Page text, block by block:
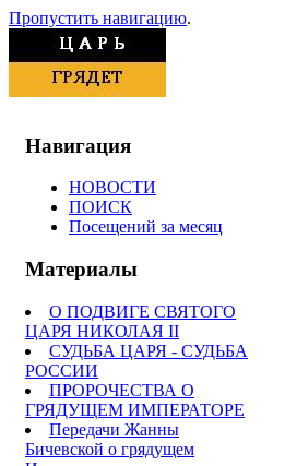
Пропустить навигацию.
Навигация
НОВОСТИ
ПОИСК
Посещений за месяц
Материалы
О ПОДВИГЕ СВЯТОГО
ЦАРЯ НИКОЛАЯ II
СУДЬБА ЦАРЯ - СУДЬБА
РОССИИ
ПРОРОЧЕСТВА О
ГРЯДУЩЕМ ИМПЕРАТОРЕ
Передачи Жанны
Бичевской о грядущем